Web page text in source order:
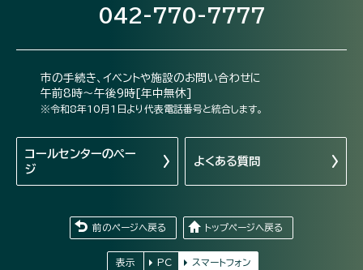
042-770-7777
市の手続き、イベントや施設のお問い合わせに
午前8時～午後9時[年中無休]
※令和8年10月1日より代表電話番号と統合します。
コールセンターのペー
ジ
よくある質問
前のページへ戻る トップページへ戻る
表示 PC スマートフォン